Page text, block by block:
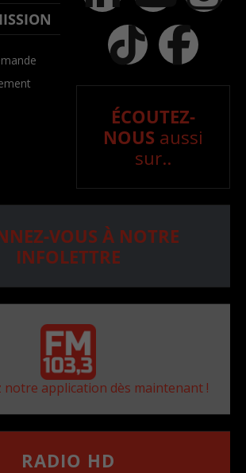
ÉCOUTEZ-
NOUS aussi
sur..
VOUS À NOTRE
INFOLETTRE
notre application dès maintenant !
RADIO HD